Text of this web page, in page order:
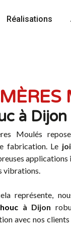
Réalisations
à Dijon
Moulés
fabrication. Le
applications
vibrations.
représente,
à Dijon
avec nos clients